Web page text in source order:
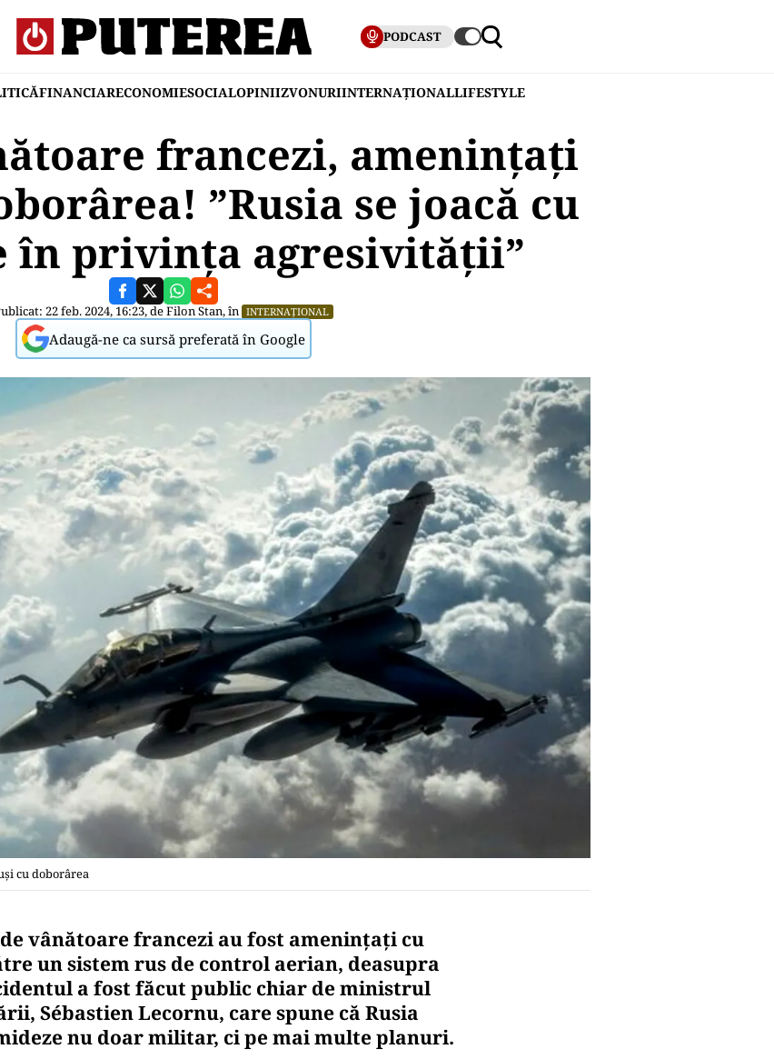
PODCAST
FINANCIARECONOMIESOCIALOPINIIZVONURIINTERNAȚIONALLIFESTYLE
francezi, amenințați
”Rusia se joacă cu
privinţa agresivităţii”
22 feb. 2024, 16:23, deFilon Stan, în INTERNAȚIONAL
Adaugă-ne ca sursă preferată în Google
cu doborârea
vânătoare francezi au fost amenințați cu
un sistem rus de control aerian, deasupra
a fost făcut public chiar de ministrul
Sébastien Lecornu, care spune că Rusia
nu doar militar, ci pe mai multe planuri.